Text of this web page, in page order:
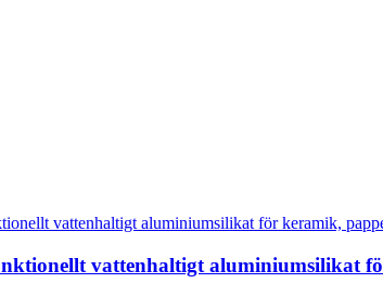
vattenhaltigt aluminiumsilikat